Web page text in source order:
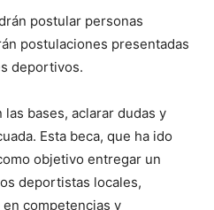
postular personas
postulaciones presentadas
deportivos.
bases, aclarar dudas y
Esta beca, que ha ido
objetivo entregar un
deportistas locales,
competencias y